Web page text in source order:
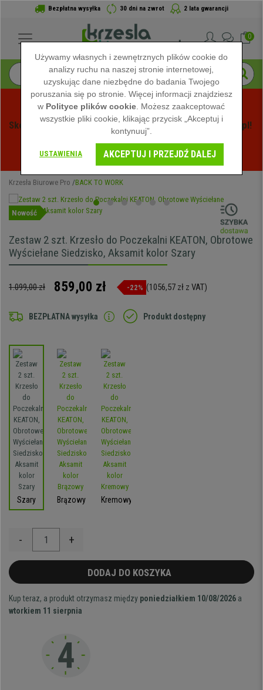
Bezpłatna wysyłka 30 dni na zwrot 2 lata gwarancji
0
Skorzystaj z Letnich Wyprzedaży na Krzeslabiurowepro.pl!
Zobacz oferty -
Krzesła Biurowe Pro BACK TO WORK
Nowość
Zestaw 2 szt. Krzesło do Poczekalni KEATON, Obrotowe
Wyściełane Siedzisko, Aksamit kolor Szary
1.099,00 zł 859,00 zł -22% (1056,57 zł z VAT)
BEZPŁATNA wysyłka Produkt dostępny
Szary Brązowy Kremowy
- +
DODAJ DO KOSZYKA
Kup teraz, a produkt otrzymasz między poniedziałkiem 10/08/2026 a
wtorkiem 11 sierpnia
Używamy własnych i zewnętrznych plików cookie do
analizy ruchu na naszej stronie internetowej,
uzyskując dane niezbędne do badania Twojego
poruszania się po stronie. Więcej informacji znajdziesz
w Polityce plików cookie . Możesz zaakceptować
wszystkie pliki cookie, klikając przycisk „Akceptuj i
kontynuuj”.
USTAWIENIA AKCEPTUJ I PRZEJDŹ DALEJ